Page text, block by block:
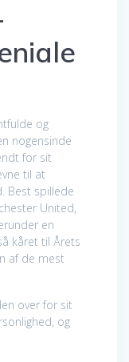
og
nogensinde
for sit
til at
Best spillede
United,
en
kåret til Årets
af de mest
over for sit
og